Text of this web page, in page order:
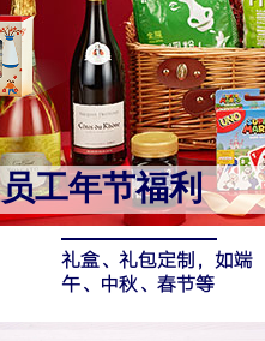
员工年节福利
礼盒、礼包定制， 如端
午、中秋、春节等